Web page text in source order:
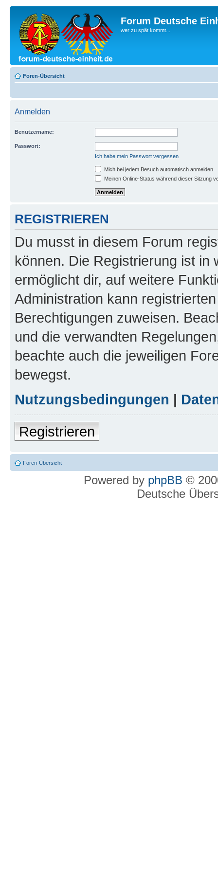
Forum Deutsche
wer zu spät kommt...
Foren-Übersicht
Anmelden
Benutzername:
Passwort:
Ich habe mein Passwort vergessen
Mich bei jedem Besuch automatisch anmelden
Meinen Online-Status während dieser Sitzung
REGISTRIEREN
Du musst in diesem Forum
können. Die Registrierung ist in
ermöglicht dir, auf weitere
Administration kann
Berechtigungen zuweisen.
und die verwandten
beachte auch die jeweiligen
bewegst.
Nutzungsbedingungen |
Registrieren
Foren-Übersicht
Powered by phpBB ©
Deutsche